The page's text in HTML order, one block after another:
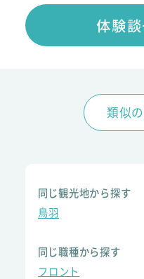
体験
類似
同じ観光地から探す
鳥羽
同じ職種から探す
フロント